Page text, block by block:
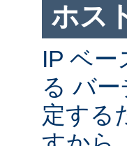
ホス
IP ベ
る バ
定する